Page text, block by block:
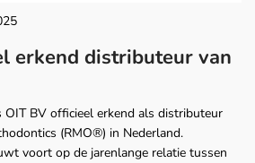
erkend distributeur van
OIT BV officieel erkend als distributeur
(RMO®) in Nederland.
voort op de jarenlange relatie tussen